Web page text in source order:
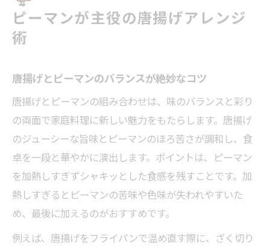
ピーマンが主役の唐揚げアレンジ
術
唐揚げとピーマンのバランスが絶妙なコツ
唐揚げとピーマンの組み合わせは、味のバランスと彩り
の両面で家庭料理に新しい魅力をもたらします。唐揚げ
のジューシーな旨味とピーマンのほろ苦さが調和し、食
卓を一段と華やかに演出します。ポイントは、ピーマン
を加熱しすぎずシャキッとした食感を残すことです。加
熱しすぎるとピーマンの苦味や色味が失われやすいた
め、最後に加えるのがおすすめです。
例えば、唐揚げをフライパンで温め直す際に、ざく切り